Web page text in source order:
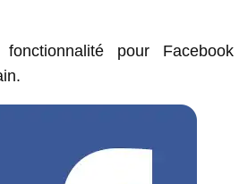
fonctionnalité pour